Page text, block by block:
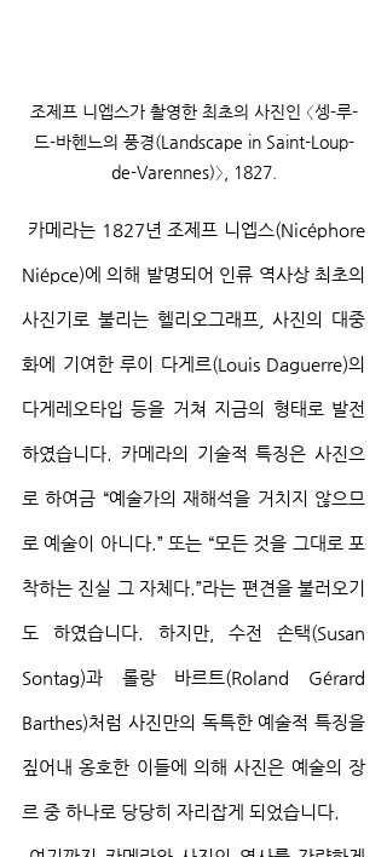
조제프 니엡스가 촬영한 최초의 사진인 〈셍-루-
드-바헨느의 풍경(Landscape in Saint-Loup-
de-Varennes)〉, 1827.
Niépce)에 의해 발명되어 인류 역사상 최초의
사진기로 불리는 헬리오그래프, 사진의 대중
화에 기여한 루이 다게르(Louis Daguerre)의
다게레오타입 등을 거쳐 지금의 형태로 발전
하였습니다. 카메라의 기술적 특징은 사진으
로 하여금 “예술가의 재해석을 거치지 않으므
로 예술이 아니다.” 또는 “모든 것을 그대로 포
착하는 진실 그 자체다.”라는 편견을 불러오기
도 하였습니다. 하지만, 수전 손택(Susan
Sontag)과 롤랑 바르트(Roland Gérard
Barthes)처럼 사진만의 독특한 예술적 특징을
짚어내 옹호한 이들에 의해 사진은 예술의 장
르 중 하나로 당당히 자리잡게 되었습니다.